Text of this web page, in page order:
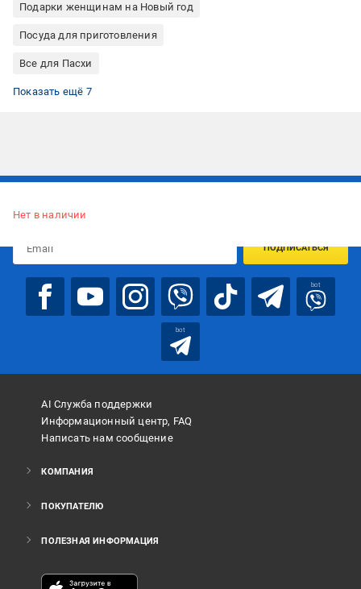
Подарки женщинам на Новый год
Посуда для приготовления
Все для Пасхи
Формы
Формы для печенья
Формы для выпечки круглые
Формы для выпечки без покрытия
Формы для выпечки на газовой плите
Формы для выпечки на электрической плите
Формы для выпечки на галогенных/стеклокерамических
Показать ещё 7
Нет в наличии
ПОДПИСАТЬСЯ
bot
bot
AI Служба поддержки
Информационный центр, FAQ
Написать нам сообщение
КОМПАНИЯ
ПОКУПАТЕЛЮ
ПОЛЕЗНАЯ ИНФОРМАЦИЯ